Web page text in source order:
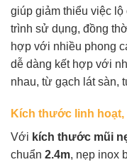
giúp giảm thiểu việc
trình sử dụng, đồng
hợp với nhiều phong
dễ dàng kết hợp với
nhau, từ gạch lát sàn,
Kích thước linh hoạt,
Với kích thước mũi
chuẩn 2.4m, nẹp inox